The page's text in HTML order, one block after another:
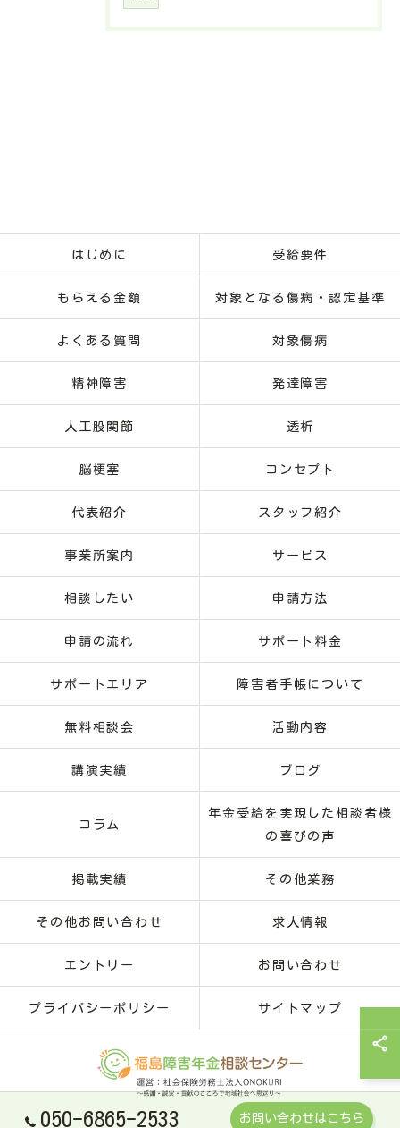
050-6865-2533 お問い合わせはこちら
はじめに 受給要件
もらえる金額 対象となる傷病・認定基準
よくある質問 対象傷病
精神障害 発達障害
人工股関節 透析
脳梗塞 コンセプト
代表紹介 スタッフ紹介
事業所案内 サービス
相談したい 申請方法
申請の流れ サポート料金
サポートエリア 障害者手帳について
無料相談会 活動内容
講演実績 ブログ
コラム
年金受給を実現した相談者様
の喜びの声
掲載実績 その他業務
その他お問い合わせ 求人情報
エントリー お問い合わせ
プライバシーポリシー サイトマップ